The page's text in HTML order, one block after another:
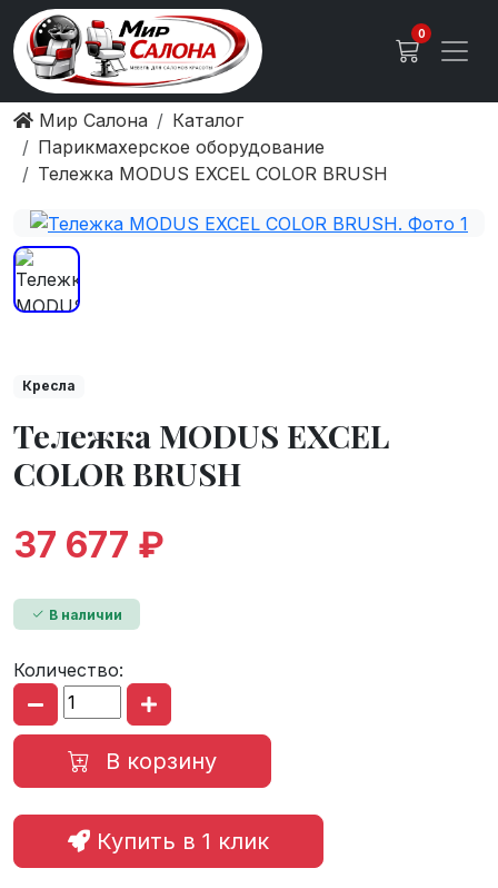
0
Мир Салона
Каталог
Парикмахерское оборудование
Тележка MODUS EXCEL COLOR BRUSH
Кресла
Тележка MODUS EXCEL
COLOR BRUSH
37 677 ₽
В наличии
Количество:
В корзину
Купить в 1 клик